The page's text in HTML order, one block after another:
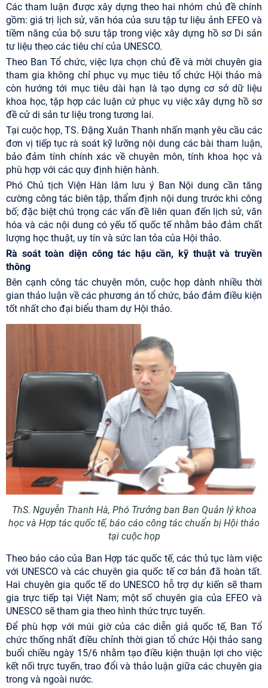
Các tham luận được xây dựng theo hai nhóm chủ đề chính
gồm: giá trị lịch sử, văn hóa của sưu tập tư liệu ảnh EFEO và
tiềm năng của bộ sưu tập trong việc xây dựng hồ sơ Di sản
tư liệu theo các tiêu chí của UNESCO.
Theo Ban Tổ chức, việc lựa chọn chủ đề và mời chuyên gia
tham gia không chỉ phục vụ mục tiêu tổ chức Hội thảo mà
còn hướng tới mục tiêu dài hạn là tạo dựng cơ sở dữ liệu
khoa học, tập hợp các luận cứ phục vụ việc xây dựng hồ sơ
đề cử di sản tư liệu trong tương lai.
Tại cuộc họp, TS. Đặng Xuân Thanh nhấn mạnh yêu cầu các
đơn vị tiếp tục rà soát kỹ lưỡng nội dung các bài tham luận,
bảo đảm tính chính xác về chuyên môn, tính khoa học và
phù hợp với các quy định hiện hành.
Phó Chủ tịch Viện Hàn lâm lưu ý Ban Nội dung cần tăng
cường công tác biên tập, thẩm định nội dung trước khi công
bố; đặc biệt chú trọng các vấn đề liên quan đến lịch sử, văn
hóa và các nội dung có yếu tố quốc tế nhằm bảo đảm chất
lượng học thuật, uy tín và sức lan tỏa của Hội thảo.
Rà soát toàn diện công tác hậu cần, kỹ thuật và truyền
thông
Bên cạnh công tác chuyên môn, cuộc họp dành nhiều thời
gian thảo luận về các phương án tổ chức, bảo đảm điều kiện
tốt nhất cho đại biểu tham dự Hội thảo.
ThS. Nguyễn Thanh Hà, Phó Trưởng ban Ban Quản lý khoa
học và Hợp tác quốc tế, báo cáo công tác chuẩn bị Hội thảo
tại cuộc họp
Theo báo cáo của Ban Hợp tác quốc tế, các thủ tục làm việc
với UNESCO và các chuyên gia quốc tế cơ bản đã hoàn tất.
Hai chuyên gia quốc tế do UNESCO hỗ trợ dự kiến sẽ tham
gia trực tiếp tại Việt Nam; một số chuyên gia của EFEO và
UNESCO sẽ tham gia theo hình thức trực tuyến.
Để phù hợp với múi giờ của các diễn giả quốc tế, Ban Tổ
chức thống nhất điều chỉnh thời gian tổ chức Hội thảo sang
buổi chiều ngày 15/6 nhằm tạo điều kiện thuận lợi cho việc
kết nối trực tuyến, trao đổi và thảo luận giữa các chuyên gia
trong và ngoài nước.